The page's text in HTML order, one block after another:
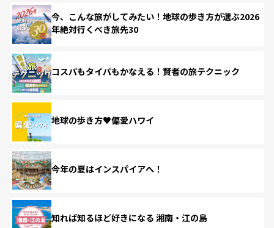
今、こんな旅がしてみたい！地球の歩き方が選ぶ2026
年絶対行くべき旅先30
コスパもタイパもかなえる！賢者の旅テクニック
地球の歩き方♥偏愛ハワイ
今年の夏はインスパイアへ！
知れば知るほど好きになる 湘南・江の島